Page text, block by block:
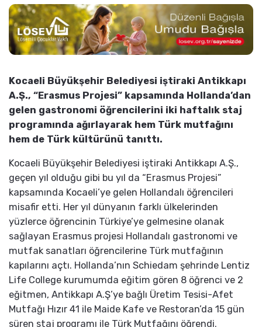
Kocaeli Büyükşehir Belediyesi iştiraki Antikkapı
A.Ş., “Erasmus Projesi” kapsamında Hollanda’dan
gelen gastronomi öğrencilerini iki haftalık staj
programında ağırlayarak hem Türk mutfağını
hem de Türk kültürünü tanıttı.
Kocaeli Büyükşehir Belediyesi iştiraki Antikkapı A.Ş.,
geçen yıl olduğu gibi bu yıl da “Erasmus Projesi”
kapsamında Kocaeli’ye gelen Hollandalı öğrencileri
misafir etti. Her yıl dünyanın farklı ülkelerinden
yüzlerce öğrencinin Türkiye’ye gelmesine olanak
sağlayan Erasmus projesi Hollandalı gastronomi ve
mutfak sanatları öğrencilerine Türk mutfağının
kapılarını açtı. Hollanda’nın Schiedam şehrinde Lentiz
Life College kurumumda eğitim gören 8 öğrenci ve 2
eğitmen, Antikkapı A.Ş’ye bağlı Üretim Tesisi-Afet
Mutfağı Hızır 41 ile Maide Kafe ve Restoran’da 15 gün
süren staj programı ile Türk Mutfağını öğrendi.